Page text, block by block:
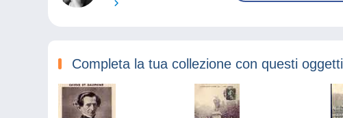
Completa la tua collezione con questi oggetti